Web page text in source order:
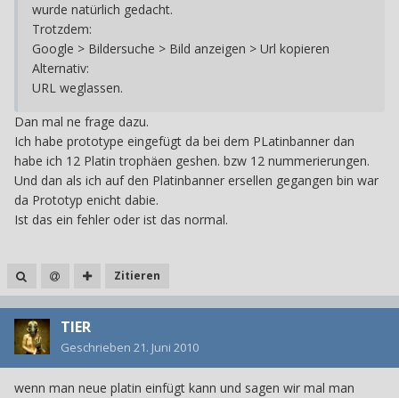
wurde natürlich gedacht.
Trotzdem:
Google > Bildersuche > Bild anzeigen > Url kopieren
Alternativ:
URL weglassen.
Dan mal ne frage dazu.
Ich habe prototype eingefügt da bei dem PLatinbanner dan
habe ich 12 Platin trophäen geshen. bzw 12 nummerierungen.
Und dan als ich auf den Platinbanner ersellen gegangen bin war
da Prototyp enicht dabie.
Ist das ein fehler oder ist das normal.
Zitieren
TIER
Geschrieben 21. Juni 2010
wenn man neue platin einfügt kann und sagen wir mal man